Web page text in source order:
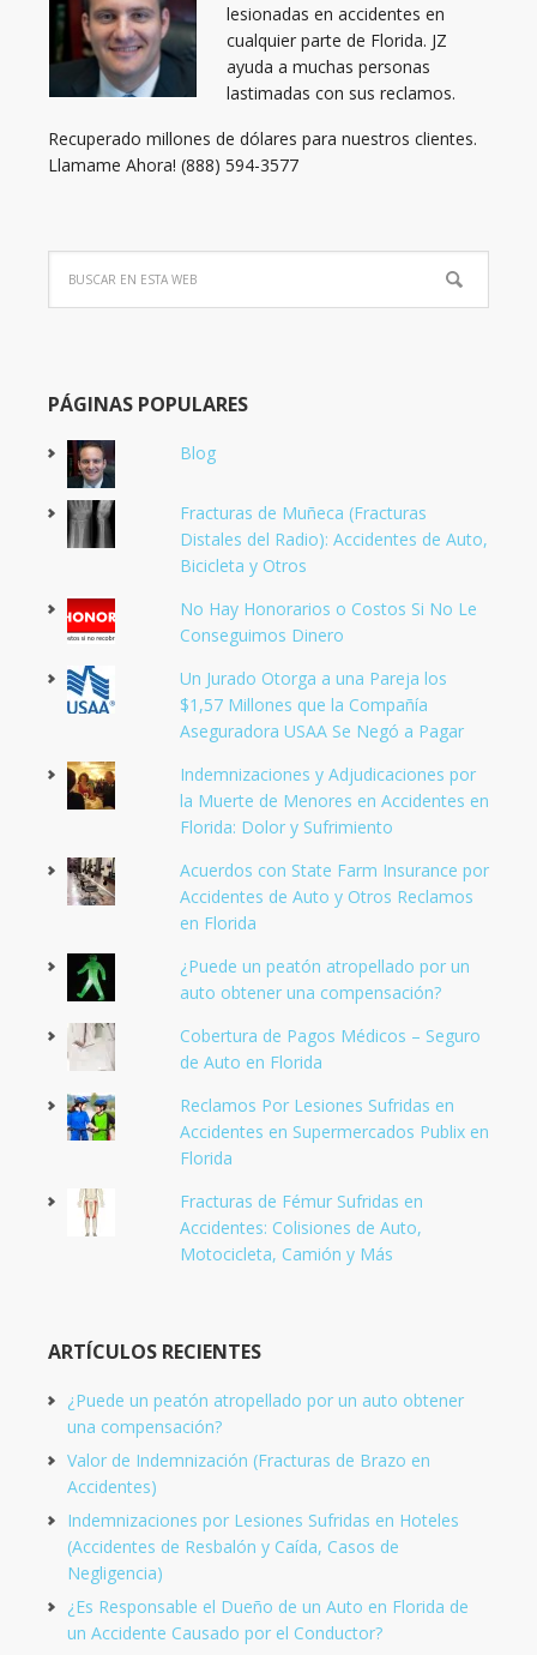
lesionadas en accidentes en
cualquier parte de Florida. JZ
ayuda a muchas personas
lastimadas con sus reclamos.
Recuperado millones de dólares para nuestros clientes.
Llamame Ahora! (888) 594-3577
PÁGINAS POPULARES
Blog
Fracturas de Muñeca (Fracturas
Distales del Radio): Accidentes de Auto,
Bicicleta y Otros
No Hay Honorarios o Costos Si No Le
Conseguimos Dinero
Un Jurado Otorga a una Pareja los
$1,57 Millones que la Compañía
Aseguradora USAA Se Negó a Pagar
Indemnizaciones y Adjudicaciones por
la Muerte de Menores en Accidentes en
Florida: Dolor y Sufrimiento
Acuerdos con State Farm Insurance por
Accidentes de Auto y Otros Reclamos
en Florida
¿Puede un peatón atropellado por un
auto obtener una compensación?
Cobertura de Pagos Médicos – Seguro
de Auto en Florida
Reclamos Por Lesiones Sufridas en
Accidentes en Supermercados Publix en
Florida
Fracturas de Fémur Sufridas en
Accidentes: Colisiones de Auto,
Motocicleta, Camión y Más
ARTÍCULOS RECIENTES
¿Puede un peatón atropellado por un auto obtener
una compensación?
Valor de Indemnización (Fracturas de Brazo en
Accidentes)
Indemnizaciones por Lesiones Sufridas en Hoteles
(Accidentes de Resbalón y Caída, Casos de
Negligencia)
¿Es Responsable el Dueño de un Auto en Florida de
un Accidente Causado por el Conductor?